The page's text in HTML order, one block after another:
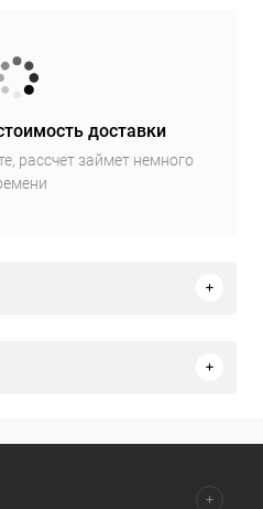
доставки
рассчет займет немного